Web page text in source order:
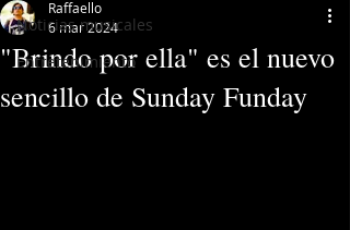
Noticias musicales
Entretenimiento
"Brindo por ella" es el nuevo
sencillo de Sunday Funday
Raffaello
6 mar 2024